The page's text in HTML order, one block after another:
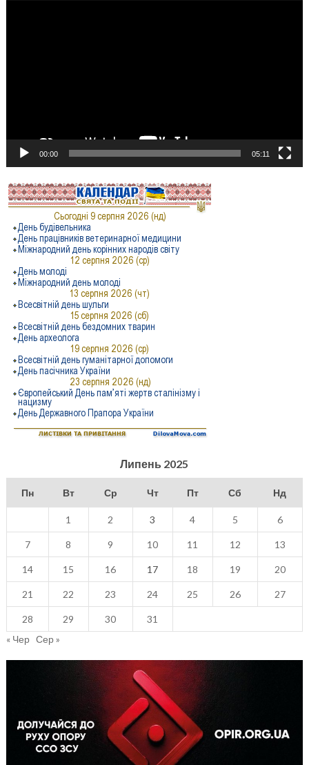
00:00 05:11
Липень 2025
Пн Вт Ср Чт Пт Сб Нд
1 2 3 4 5 6
7 8 9 10 11 12 13
14 15 16 17 18 19 20
21 22 23 24 25 26 27
28 29 30
31
« Чер Сер »